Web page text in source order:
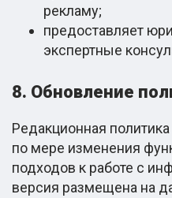
рекламу;
предоставляет
экспертные
8. Обновление
Редакционная
по мере изменения
подходов к работе с
версия размещена на